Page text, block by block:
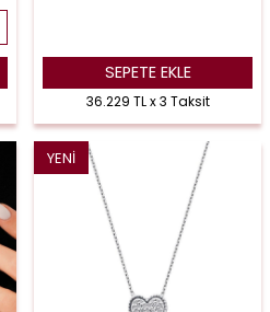
SEPETE EKLE
36.229 TL x 3 Taksit
YENI